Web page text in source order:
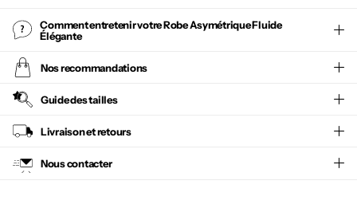
Comment entretenir votreRobe Asymétrique Fluide
Élégante
Nos recommandations
Guide des tailles
Livraison et retours
Nous contacter